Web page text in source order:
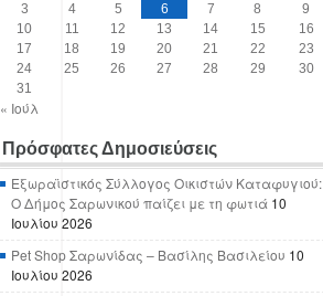
3
4 5 6 7 8
9
10
11 12 13 14 15
16
17
18 19 20 21 22
23
24
25 26 27 28 29
30
31
« Ιούλ
Πρόσφατες Δημοσιεύσεις
Εξωραϊστικός Σύλλογος Οικιστών Καταφυγιού:
Ο Δήμος Σαρωνικού παίζει με τη φωτιά 10
Ιουλίου 2026
Pet Shop Σαρωνίδας – Βασίλης Βασιλείου 10
Ιουλίου 2026